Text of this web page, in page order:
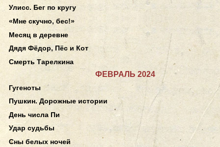
Улисс. Бег по кругу
«Мне скучно, бес!»
Месяц в деревне
Дядя Фёдор, Пёс и Кот
Смерть Тарелкина
ФЕВРАЛЬ 2024
Гугеноты
Пушкин. Дорожные истории
День числа Пи
Удар судьбы
Сны белых ночей